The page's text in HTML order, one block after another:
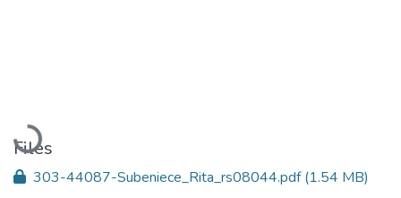
Loading...
Files
303-44087-Subeniece_Rita_rs08044.pdf(1.54 MB)